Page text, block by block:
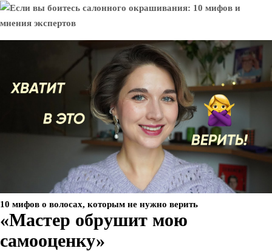
10 мифов о волосах, которым не нужно верить
«Мастер обрушит мою
самооценку»